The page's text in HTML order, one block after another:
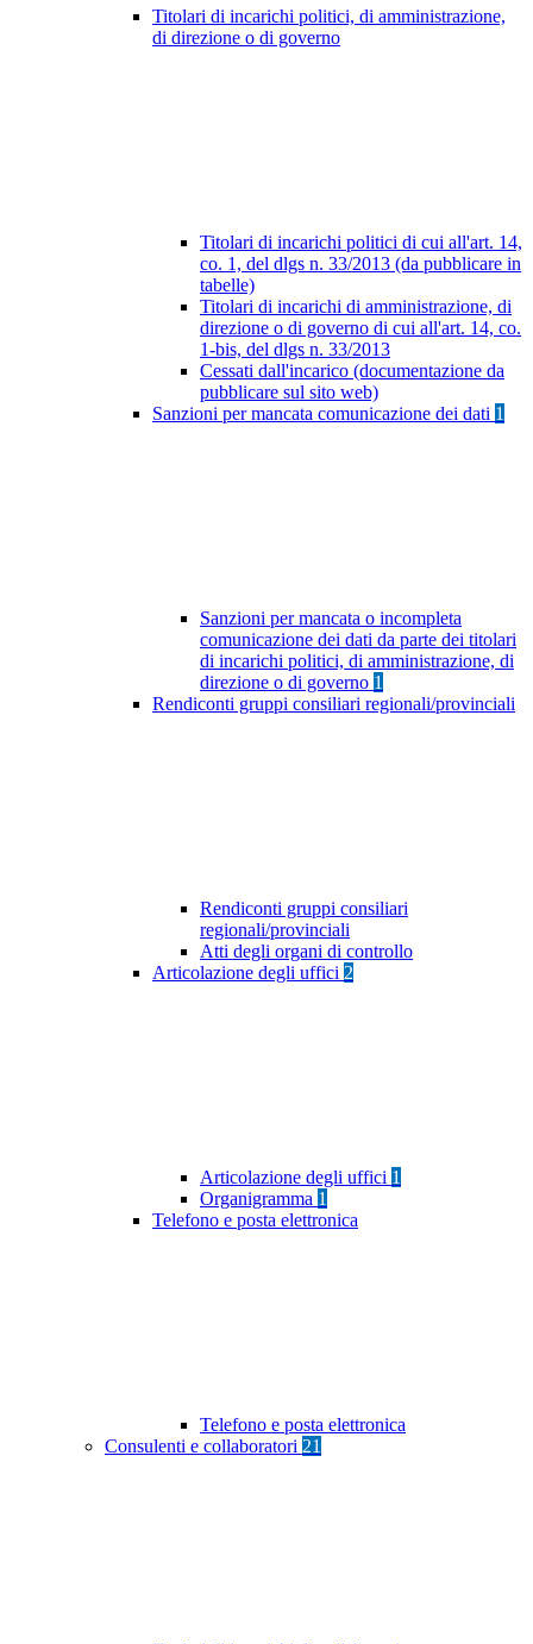
Titolari di incarichi politici, di amministrazione,
di direzione o di governo
Titolari di incarichi politici di cui all'art. 14,
co. 1, del dlgs n. 33/2013 (da pubblicare in
tabelle)
Titolari di incarichi di amministrazione, di
direzione o di governo di cui all'art. 14, co.
1-bis, del dlgs n. 33/2013
Cessati dall'incarico (documentazione da
pubblicare sul sito web)
Sanzioni per mancata comunicazione dei dati 1
Sanzioni per mancata o incompleta
comunicazione dei dati da parte dei titolari
di incarichi politici, di amministrazione, di
direzione o di governo 1
Rendiconti gruppi consiliari regionali/provinciali
Rendiconti gruppi consiliari
regionali/provinciali
Atti degli organi di controllo
Articolazione degli uffici 2
Articolazione degli uffici 1
Organigramma 1
Telefono e posta elettronica
Telefono e posta elettronica
Consulenti e collaboratori 21